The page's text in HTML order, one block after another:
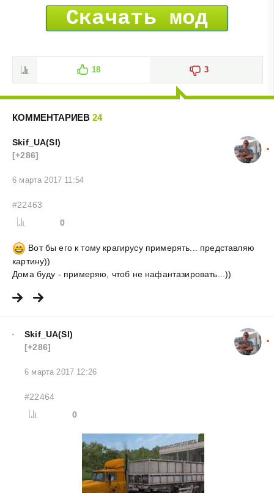
Скачать мод
18 3
КОММЕНТАРИЕВ 24
Skif_UA(SI)
[+286]
6 марта 2017 11:54
#22463
0
Вот бы его к тому крагирусу примерять... представляю
картину))
Дома буду - примеряю, чтоб не нафантазировать...))
Skif_UA(SI)
[+286]
6 марта 2017 12:26
#22464
0